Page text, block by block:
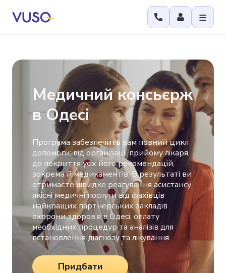
Медичний консьєрж
в Одесі
Програма забезпечить вам повний цикл
допомоги: від організації прийому лікаря
до покриття усіх його рекомендацій,
зокрема й медикаментів. В результаті ви
отримаєте швидке реагування асистансу,
якісні медичні послуги від фахівців
найкращих партнерських закладів
охорони здоров’я в Одесі, оплату
необхідних процедур та аналізів для
встановлення діагнозу та лікування.
Придбати